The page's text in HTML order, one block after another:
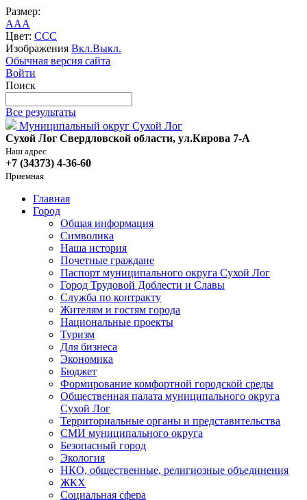
Размер:
AAA
Цвет: CCC
Изображения Вкл.Выкл.
Обычная версия сайта
Войти
Поиск
Все результаты
Муниципальный округ Сухой Лог
Сухой Лог Свердловской области, ул.Кирова 7-А
Наш адрес
+7 (34373) 4-36-60
Приемная
Главная
Город
Общая информация
Символика
Наша история
Почетные граждане
Паспорт муниципального округа Сухой Лог
Город Трудовой Доблести и Славы
Служба по контракту
Жителям и гостям города
Национальные проекты
Туризм
Для бизнеса
Экономика
Бюджет
Формирование комфортной городской среды
Общественная палата муниципального округа
Сухой Лог
Территориальные органы и представительства
СМИ муниципального округа
Безопасный город
Экология
НКО, общественные, религиозные объединения
ЖКХ
Социальная сфера